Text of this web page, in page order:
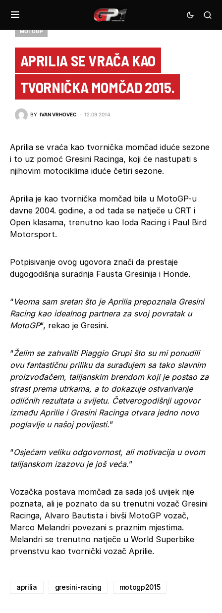
MOTOGP
APRILIA SE VRAČA KAO
TVORNIČKA MOMČAD 2015.
BY IVAN VRHOVEC 12.09.2014.
Aprilia se vraća kao tvornička momčad iduće sezone
i to uz pomoć Gresini Racinga, koji će nastupati s
njihovim motociklima iduće četiri sezone.
Aprilia je kao tvornička momčad bila u MotoGP-u
davne 2004. godine, a od tada se natječe u CRT i
Open klasama, trenutno kao Ioda Racing i Paul Bird
Motorsport.
Potpisivanje ovog ugovora znači da prestaje
dugogodišnja suradnja Fausta Gresinija i Honde.
“Veoma sam sretan što je Aprilia prepoznala Gresini
Racing kao idealnog partnera za svoj povratak u
MotoGP“, rekao je Gresini.
“Želim se zahvaliti Piaggio Grupi što su mi ponudili
ovu fantastičnu priliku da surađujem sa tako slavnim
proizvođačem, talijanskim brendom koji je postao za
strast prema utrkama, a to dokazuje ostvarivanje
odličnih rezultata u svijetu. Četverogodišnji ugovor
između Aprilie i Gresini Racinga otvara jedno novo
poglavlje u našoj povijesti.”
“Osjećam veliku odgovornost, ali motivacija u ovom
talijanskom izazovu je još veća.”
Vozačka postava momčadi za sada još uvijek nije
poznata, ali je poznato da su trenutni vozač Gresini
Racinga, Alvaro Bautista i bivši MotoGP vozač,
Marco Melandri povezani s praznim mjestima.
Melandri se trenutno natječe u World Superbike
prvenstvu kao tvornički vozač Aprilie.
aprilia gresini-racing motogp2015